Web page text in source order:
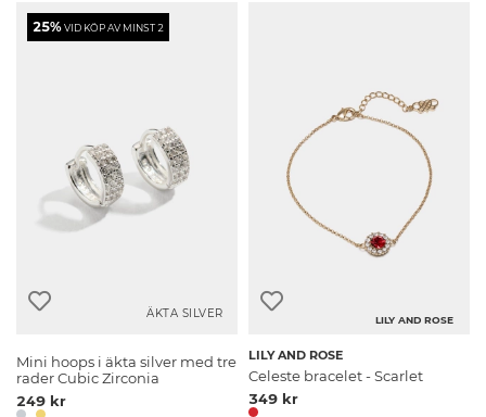
25%VID KÖP AV MINST 2
ÄKTA SILVER
Mini hoops i äkta silver med tre
rader Cubic Zirconia
249 kr
LILY AND ROSE
LILY AND ROSE
Celeste bracelet - Scarlet
349 kr